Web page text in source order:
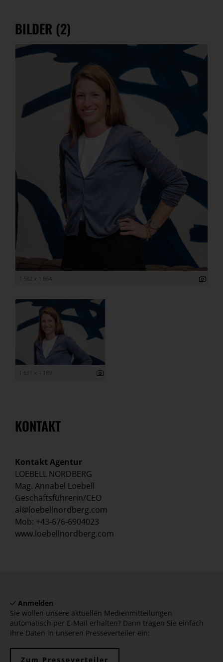
BILDER (2)
1 582 x 1 864
1 631 x 1 189
KONTAKT
Kontakt Agentur
LOEBELL NORDBERG
Mag. Annabel Loebell
Geschäftsführerin/CEO
al@loebellnordberg.com
Mob: +43-676-6904023
www.loebellnordberg.com
Anmelden
Sie wollen unsere aktuellen Medienmitteilungen
automatisch per E-Mail erhalten? Dann tragen Sie einfach
Ihre Daten in unseren Presseverteiler ein:
Zum Presseverteiler